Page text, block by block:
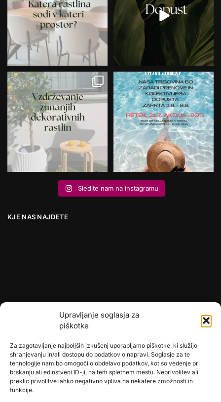
Upravljanje soglasja za
piškotke
Za zagotavljanje najboljših izkušenj uporabljamo piškotke, ki služijo
shranjevanju in/ali dostopu do podatkov o napravi. Soglasje za te
tehnologije nam bo omogočilo obdelavo podatkov, kot so vedenje pri
brskanju ali edinstveni ID-ji, na tem spletnem mestu. Neprivolitev ali
preklic privolitve lahko negativno vpliva na nekatere zmožnosti in
funkcije.
Sledite nam na instagramu
KJE NAS NAJDETE
🎄umetne-jelke.si